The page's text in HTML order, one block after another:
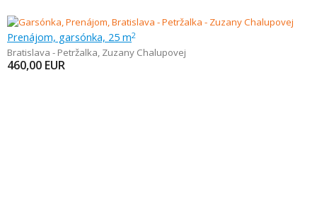
Prenájom, garsónka, 25 m2
Bratislava - Petržalka, Zuzany Chalupovej
460,00 EUR